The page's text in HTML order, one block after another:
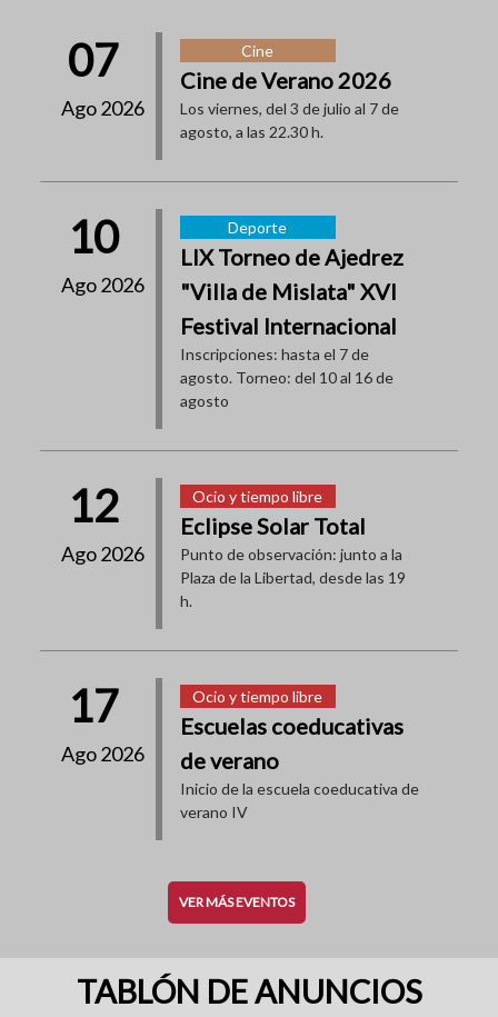
07
Ago 2026
Cine
Cine de Verano 2026
Los viernes, del 3 de julio al 7 de
agosto, a las 22.30 h.
10
Ago 2026
Deporte
LIX Torneo de Ajedrez
"Villa de Mislata" XVI
Festival Internacional
Inscripciones: hasta el 7 de
agosto. Torneo: del 10 al 16 de
agosto
12
Ago 2026
Ocio y tiempo libre
Eclipse Solar Total
Punto de observación: junto a la
Plaza de la Libertad, desde las 19
h.
17
Ago 2026
Ocio y tiempo libre
Escuelas coeducativas
de verano
Inicio de la escuela coeducativa de
verano IV
VER MÁS EVENTOS
TABLÓN DE ANUNCIOS